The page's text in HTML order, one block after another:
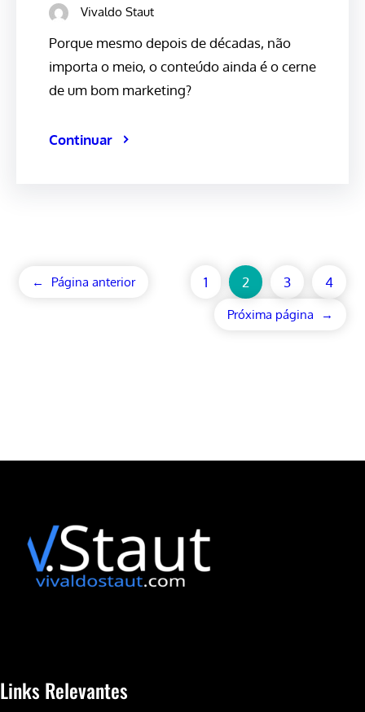
Vivaldo Staut
Porque mesmo depois de décadas, não
importa o meio, o conteúdo ainda é o cerne
de um bom marketing?
Continuar
← Página anterior 1 2 3 4
Próxima página →
Links Relevantes